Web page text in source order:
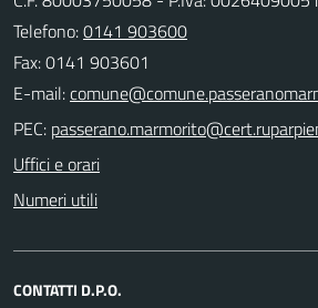
Telefono:0141 903600
Fax: 0141 903601
E-mail:
PEC:
Uffici e orari
Numeri utili
CONTATTI D.P.O.